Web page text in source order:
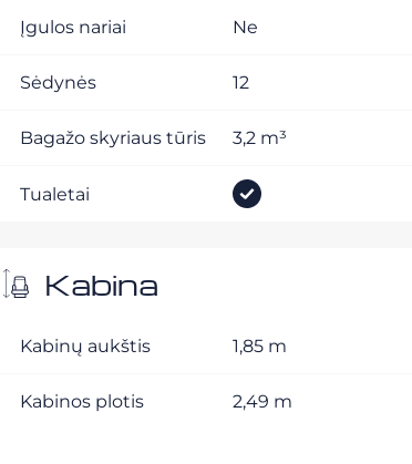
Įgulos nariai Ne
Sėdynės 12
Bagažo skyriaus tūris 3,2 m³
Tualetai
Kabina
Kabinų aukštis 1,85 m
Kabinos plotis 2,49 m